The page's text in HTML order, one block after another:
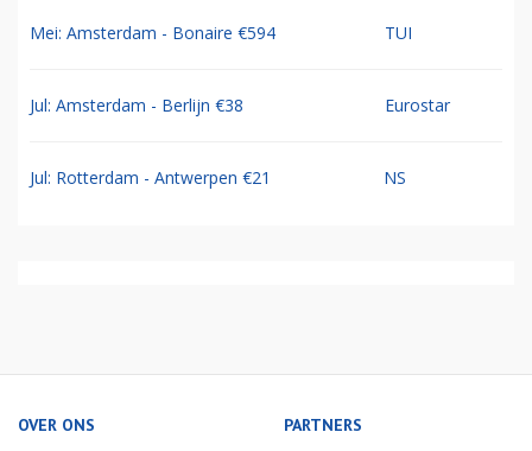
Mei: Amsterdam - Bonaire €594 TUI
Jul: Amsterdam - Berlijn €38 Eurostar
Jul: Rotterdam - Antwerpen €21 NS
OVER ONS PARTNERS